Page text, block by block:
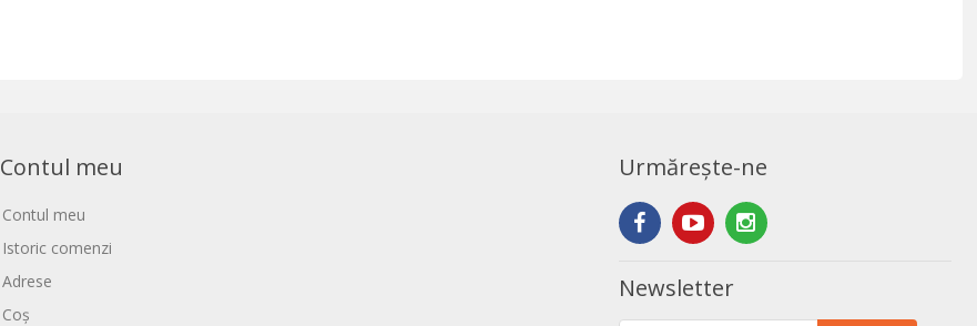
Contul meu
Contul meu
Istoric comenzi
Adrese
Coș
Urmărește-ne
Newsletter